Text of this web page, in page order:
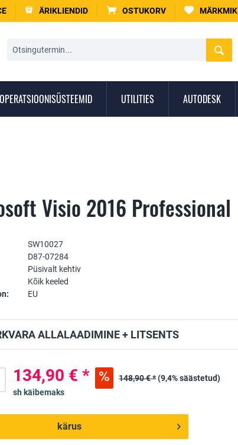
ÄRIKLIENDID OSTUKORV MÄRKMIK
OPERATSIOONISÜSTEEMID UTILITIES AUTODESK
Visio 2016 Professional
SW10027
D87-07284
Püsivalt kehtiv
Kõik keeled
EU
ALLALAADIMINE + LITSENTS
134,90 € * 148,90 € *(9,4% säästetud)
sh käibemaks
kärus